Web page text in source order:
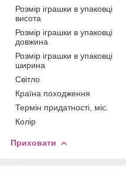
Розмір іграшки в упаковці
висота
Розмір іграшки в упаковці
довжина
Розмір іграшки в упаковці
ширина
Світло
Країна походження
Термін придатності, міс.
Колір
Приховати